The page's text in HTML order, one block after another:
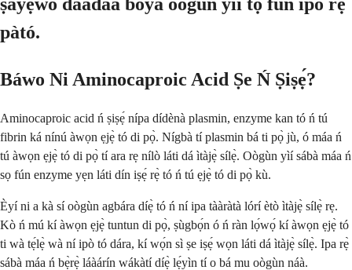
pàtó.
Báwo Ni Aminocaproic Acid Ṣe Ń Ṣiṣẹ́?
Aminocaproic acid ń ṣiṣẹ́ nípa dídènà plasmin, enzyme kan tó ń tú
fibrin ká nínú àwọn ẹjẹ̀ tó di pọ̀. Nígbà tí plasmin bá ti pọ̀ jù, ó máa ń
tú àwọn ẹjẹ̀ tó di pọ̀ tí ara rẹ nílò láti dá ìtàjẹ̀ sílẹ̀. Oògùn yìí sábà máa ń
sọ fún enzyme yẹn láti dín iṣẹ́ rẹ̀ tó ń tú ẹjẹ̀ tó di pọ̀ kù.
Èyí ni a kà sí oògùn agbára díẹ̀ tó ń ní ipa tààràtà lórí ètò ìtàjẹ̀ sílẹ̀ rẹ.
Kò ń mú kí àwọn ẹjẹ̀ tuntun di pọ̀, ṣùgbọ́n ó ń ràn lọ́wọ́ kí àwọn ẹjẹ̀ tó
ti wà tẹ́lẹ̀ wà ní ipò tó dára, kí wọ́n sì ṣe iṣẹ́ wọn láti dá ìtàjẹ̀ sílẹ̀. Ipa rẹ̀
sábà máa ń bẹ̀rẹ̀ láàárín wákàtí díẹ̀ lẹ́yìn tí o bá mu oògùn náà.